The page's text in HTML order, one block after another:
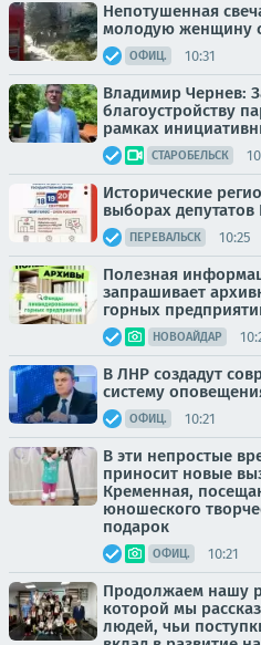
Непотушенная
молодую женщину
ОФИЦ. 10:31
Владимир Чернев:
благоустройству
рамках
СТАРОБЕЛЬСК
Исторические
выборах
ПЕРЕВАЛЬСК 10:25
Полезная
запрашивает
горных
НОВОАЙДАР
В ЛНР создадут
систему
ОФИЦ. 10:21
В эти непростые
приносит новые
Кременная,
юношеского
подарок
ОФИЦ. 10:21
Продолжаем нашу
которой мы
людей, чьи